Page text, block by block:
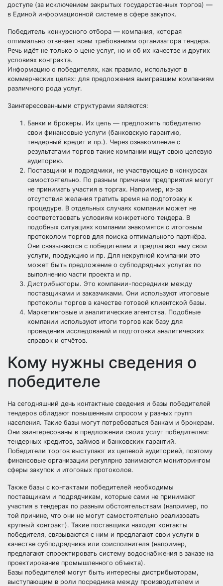
доступе (за исключением закрытых государственных торгов) —
в Единой информационной системе в сфере закупок.
Победитель конкурсного отбора — компания, которая
оптимально отвечает всем требованиям организатора тендера.
Речь идёт не только о цене услуг, но и об их качестве и других
условиях контракта.
Информацию о победителях, как правило, используют в
коммерческих целях: для предложения выигравшим компаниям
различного рода услуг.
Заинтересованными структурами являются:
Банки и брокеры. Их цель — предложить победителю
свои финансовые услуги (банковскую гарантию,
тендерный кредит и пр.). Через ознакомление с
результатами торгов такие компании ищут свою целевую
аудиторию.
Поставщики и подрядчики, не участвующие в конкурсах
самостоятельно. По разным причинам предприятия могут
не принимать участия в торгах. Например, из-за
отсутствия желания тратить время на подготовку к
процедуре. В отдельных случаях компания может не
соответствовать условиям конкретного тендера. В
подобных ситуациях компании знакомятся с итоговым
протоколом торгов для поиска оптимального партнёра.
Они связываются с победителем и предлагают ему свои
услуги, продукцию и пр. Для некрупной компании это
может быть предложение о субподрядных услугах по
выполнению части проекта и пр.
Дистрибьюторы. Это компании-посредники между
поставщиками и заказчиками. Они используют итоговые
протоколы торгов в качестве готовой клиентской базы.
Маркетинговые и аналитические агентства. Подобные
компании используют итоги торгов как базу для
проведения исследований и подготовки аналитических
справок и отчётов.
Кому нужны сведения о
победителе
На сегодняшний день контактные сведения и базы победителей
тендеров обладают повышенным спросом у разных групп
населения. Такие базы могут потребоваться банкам и брокерам.
Они заинтересованы в предложении своих услуг победителям:
тендерных кредитов, займов и банковских гарантий.
Победители торгов выступают их целевой аудиторией, поэтому
финансовые организации регулярно занимаются мониторингом
сферы закупок и итоговых протоколов.
Также базы с контактами победителей необходимы
поставщикам и подрядчикам, которые сами не принимают
участия в тендерах по разным обстоятельствам (например, по
той причине, что они не могут самостоятельно реализовать
крупный контракт). Такие поставщики находят контакты
победителя, связываются с ним и предлагают свои услуги в
качестве субподрядчика или соисполнителя (например,
предлагают спроектировать систему водоснабжения в заказе на
проектирование промышленного объекта).
Базы победителей могут быть интересны дистрибьюторам,
выступающим в роли посредника между производителем и